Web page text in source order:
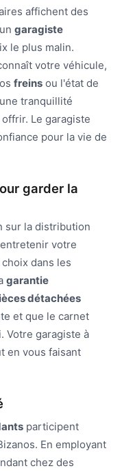
affichent des
garagiste
le plus malin.
votre véhicule,
freins ou l'état de
tranquillité
Le garagiste
pour la vie de
garder la
sur la distribution
votre
dans les
garantie
détachées
et que le carnet
Votre garagiste à
en vous faisant
participent
En employant
chez des